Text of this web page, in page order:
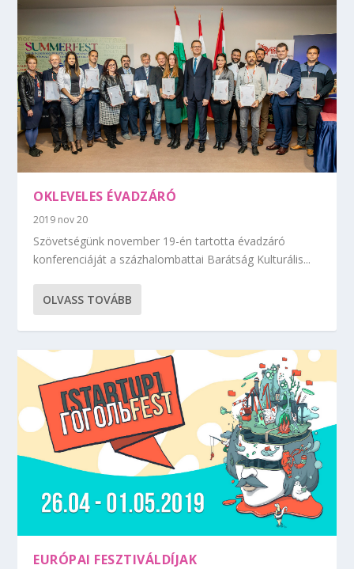
OKLEVELES ÉVADZÁRÓ
2019 nov 20
Szövetségünk november 19-én tartotta évadzáró
konferenciáját a százhalombattai Barátság Kulturális...
OLVASS TOVÁBB
EURÓPAI FESZTIVÁLDÍJAK